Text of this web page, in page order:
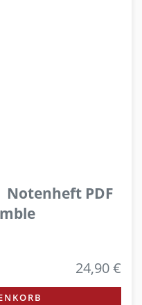
Notenheft PDF
24,90 €